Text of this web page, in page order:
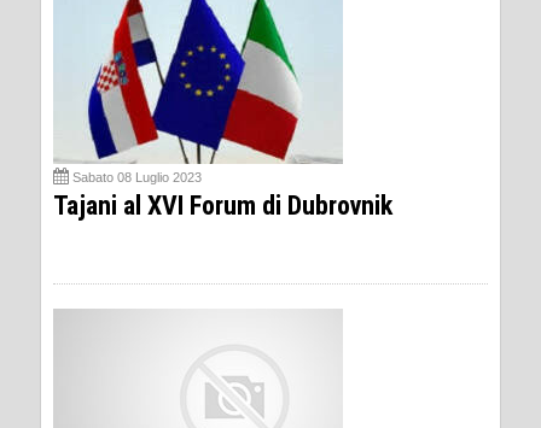
Sabato 08 Luglio 2023
Tajani al XVI Forum di Dubrovnik